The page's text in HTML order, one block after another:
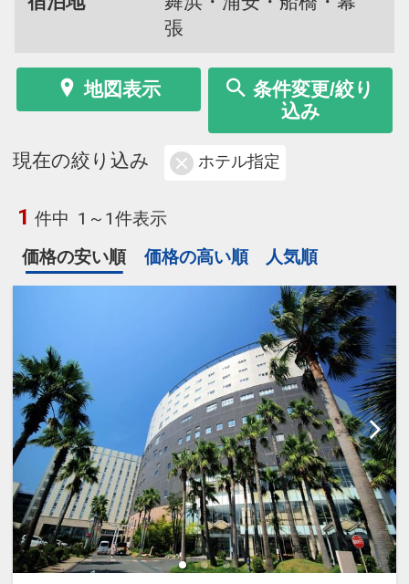
張
地図表示
条件変更/絞り
込み
現在の絞り込み ホテル指定
1 件中 1～1件表示
価格の安い順
価格の高い順 人気順